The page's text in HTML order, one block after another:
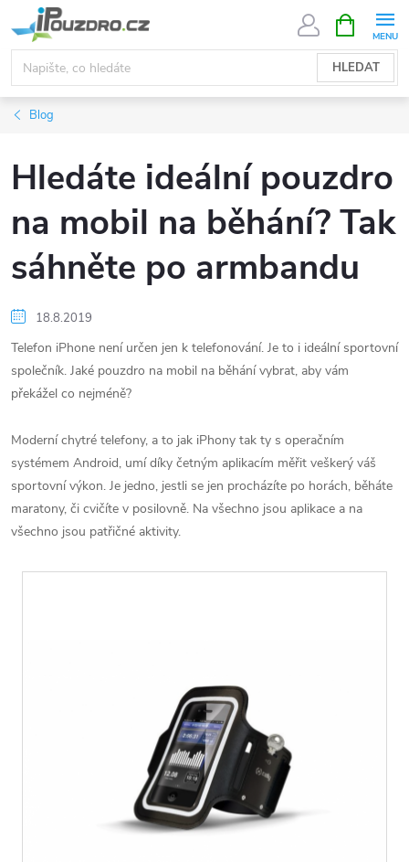
na
obsah
HLEDAT
NÁKUPNÍ
KOŠÍK
Blog
Hledáte ideální pouzdro
na mobil na běhání? Tak
sáhněte po armbandu
18.8.2019
Telefon iPhone není určen jen k telefonování. Je to i ideální sportovní
společník. Jaké pouzdro na mobil na běhání vybrat, aby vám
překážel co nejméně?
Moderní chytré telefony, a to jak iPhony tak ty s operačním
systémem Android, umí díky četným aplikacím měřit veškerý váš
sportovní výkon. Je jedno, jestli se jen procházíte po horách, běháte
maratony, či cvičíte v posilovně. Na všechno jsou aplikace a na
všechno jsou patřičné aktivity.